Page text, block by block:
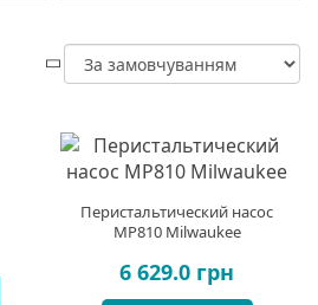
Перистальтический насос
MP810 Milwaukee
6 629.0 грн